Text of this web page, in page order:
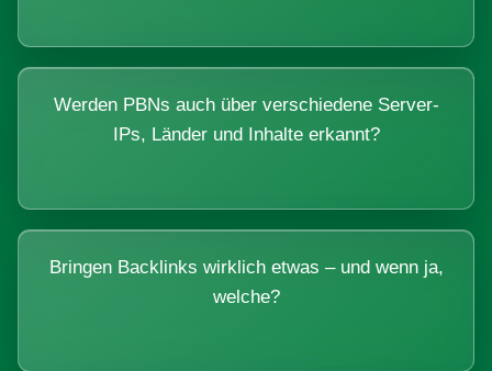
Werden PBNs auch über verschiedene Server-
IPs, Länder und Inhalte erkannt?
Bringen Backlinks wirklich etwas – und wenn ja,
welche?